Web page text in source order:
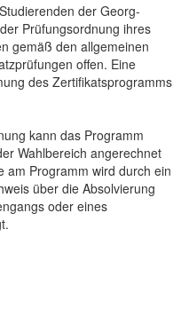
der Georg-
Prüfungsordnung ihres
gemäß den allgemeinen
offen. Eine
des Zertifikatsprogramms
kann das Programm
Wahlbereich angerechnet
am Programm wird durch ein
über die Absolvierung
oder eines